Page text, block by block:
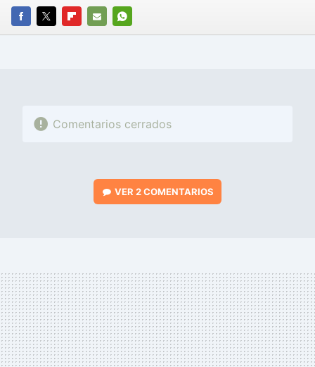
FACEBOOK
TWITTERFLIPBOARD
E-
WHATSAPP
Comentarios cerrados
VER2 COMENTARIOS